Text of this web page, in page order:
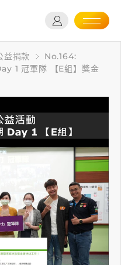
益捐款
No.164:
1 冠軍隊 【E組】獎金